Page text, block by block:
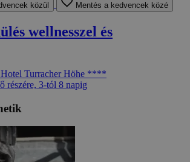
közül Mentés a kedvencek közé
wellnesszel és
Hotel Turracher Höhe ****
részére, 3-tól 8 napig